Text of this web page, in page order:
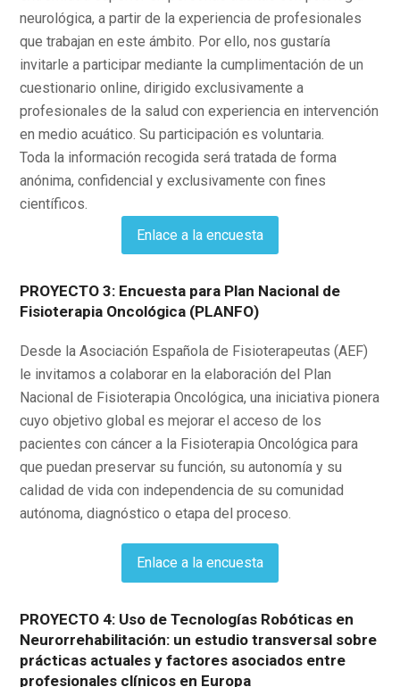
neurológica, a partir de la experiencia de profesionales
que trabajan en este ámbito. Por ello, nos gustaría
invitarle a participar mediante la cumplimentación de un
cuestionario online, dirigido exclusivamente a
profesionales de la salud con experiencia en intervención
en medio acuático. Su participación es voluntaria.
Toda la información recogida será tratada de forma
anónima, confidencial y exclusivamente con fines
científicos.
Enlace a la encuesta
PROYECTO 3: Encuesta para Plan Nacional de
Fisioterapia Oncológica (PLANFO)
Desde la Asociación Española de Fisioterapeutas (AEF)
le invitamos a colaborar en la elaboración del Plan
Nacional de Fisioterapia Oncológica, una iniciativa pionera
cuyo objetivo global es mejorar el acceso de los
pacientes con cáncer a la Fisioterapia Oncológica para
que puedan preservar su función, su autonomía y su
calidad de vida con independencia de su comunidad
autónoma, diagnóstico o etapa del proceso.
Enlace a la encuesta
PROYECTO 4: Uso de Tecnologías Robóticas en
Neurorrehabilitación: un estudio transversal sobre
prácticas actuales y factores asociados entre
profesionales clínicos en Europa